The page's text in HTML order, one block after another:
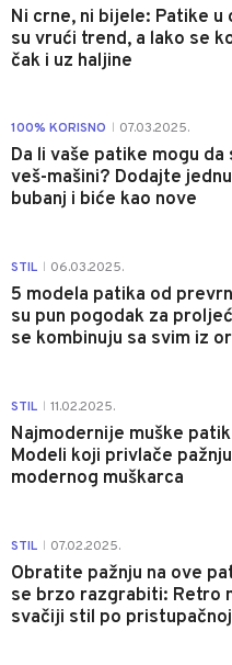
Ni crne, ni bijele: Patike u
su vrući trend, a lako se
čak i uz haljine
100% KORISNO 07.03.2025.
Da li vaše patike mogu da
veš-mašini? Dodajte
bubanj i biće kao nove
STIL 06.03.2025.
5 modela patika od
su pun pogodak za
se kombinuju sa svim iz
STIL 11.02.2025.
Najmodernije muške
Modeli koji privlače
modernog muškarca
STIL 07.02.2025.
Obratite pažnju na ove
se brzo razgrabiti: Retro
svačiji stil po